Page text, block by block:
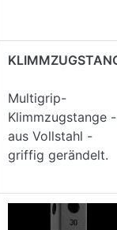
Multigrip-
Klimmzugstange -
aus Vollstahl -
griffig gerändelt.